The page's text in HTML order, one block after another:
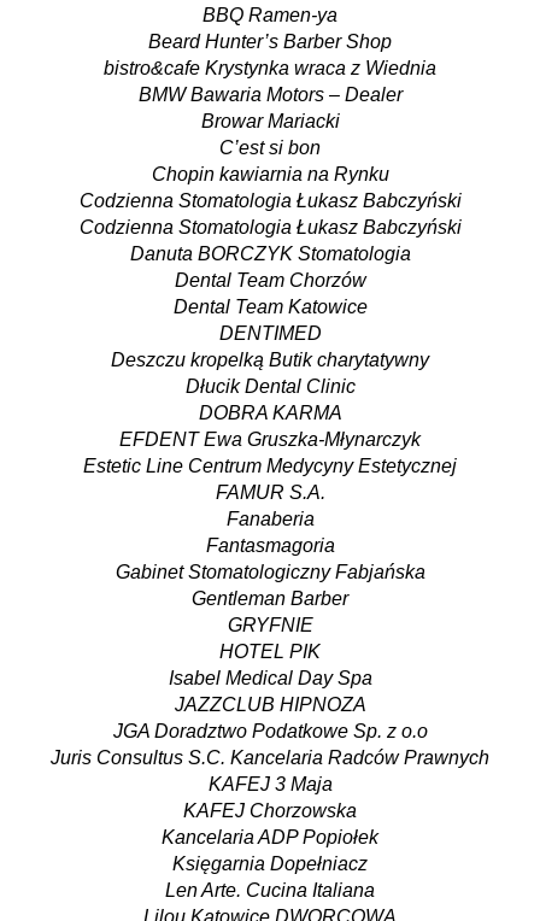
BBQ Ramen-ya
Beard Hunter’s Barber Shop
bistro&cafe Krystynka wraca z Wiednia
BMW Bawaria Motors – Dealer
Browar Mariacki
C’est si bon
Chopin kawiarnia na Rynku
Codzienna Stomatologia Łukasz Babczyński
Codzienna Stomatologia Łukasz Babczyński
Danuta BORCZYK Stomatologia
Dental Team Chorzów
Dental Team Katowice
DENTIMED
Deszczu kropelką Butik charytatywny
Dłucik Dental Clinic
DOBRA KARMA
EFDENT Ewa Gruszka-Młynarczyk
Estetic Line Centrum Medycyny Estetycznej
FAMUR S.A.
Fanaberia
Fantasmagoria
Gabinet Stomatologiczny Fabjańska
Gentleman Barber
GRYFNIE
HOTEL PIK
Isabel Medical Day Spa
JAZZCLUB HIPNOZA
JGA Doradztwo Podatkowe Sp. z o.o
Juris Consultus S.C. Kancelaria Radców Prawnych
KAFEJ 3 Maja
KAFEJ Chorzowska
Kancelaria ADP Popiołek
Księgarnia Dopełniacz
Len Arte. Cucina Italiana
Lilou Katowice DWORCOWA